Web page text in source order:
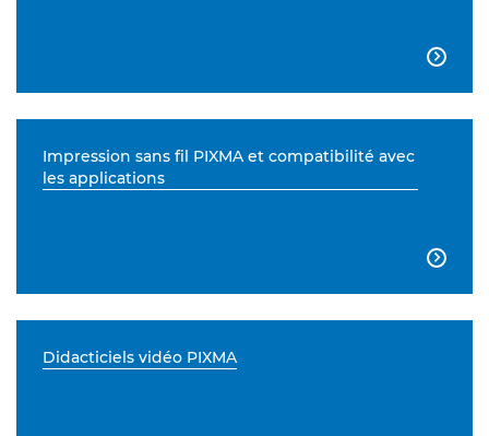

Impression sans fil PIXMA et compatibilité avec
les applications

Didacticiels vidéo PIXMA